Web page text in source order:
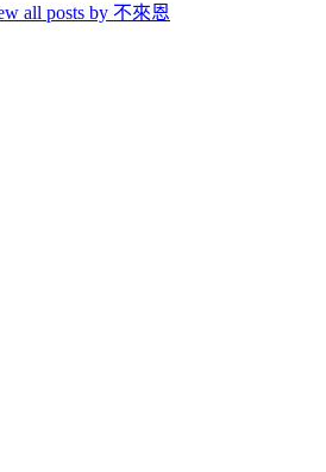
all posts by 不來恩